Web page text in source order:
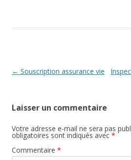
Navigation
← Souscription assurance vie
Laisser un commentaire
Votre adresse e-mail ne sera pas
obligatoires sont indiqués avec *
Commentaire *